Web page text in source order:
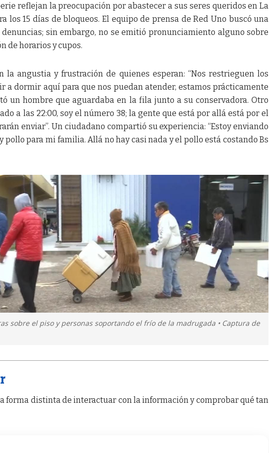
reflejan la preocupación por abastecer a sus seres queridos en La
los 15 días de bloqueos. El equipo de prensa de Red Uno buscó una
sin embargo, no se emitió pronunciamiento alguno sobre
de horarios y cupos.
la angustia y frustración de quienes esperan: “Nos restrieguen los
a dormir aquí para que nos puedan atender, estamos prácticamente
un hombre que aguardaba en la fila junto a su conservadora. Otro
a las 22:00, soy el número 38; la gente que está por allá está por el
enviar”. Un ciudadano compartió su experiencia: “Estoy enviando
pollo para mi familia. Allá no hay casi nada y el pollo está costando Bs
sobre el piso y personas soportando el frío de la madrugada • Captura de
forma distinta de interactuar con la información y comprobar qué tan